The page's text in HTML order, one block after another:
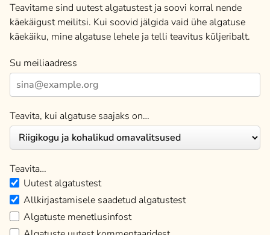
Teavitame sind uutest algatustest ja soovi korral nende
käekäigust meilitsi. Kui soovid jälgida vaid ühe algatuse
käekäiku, mine algatuse lehele ja telli teavitus küljeribalt.
Su meiliaadress
Teavita, kui algatuse saajaks on…
Teavita…
Uutest algatustest
Allkirjastamisele saadetud algatustest
Algatuste menetlusinfost